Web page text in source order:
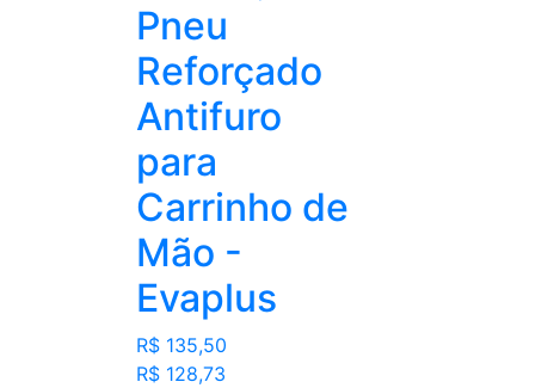
Pneu
Reforçado
Antifuro
para
Carrinho de
Mão -
Evaplus
R$ 135,50
R$ 128,73